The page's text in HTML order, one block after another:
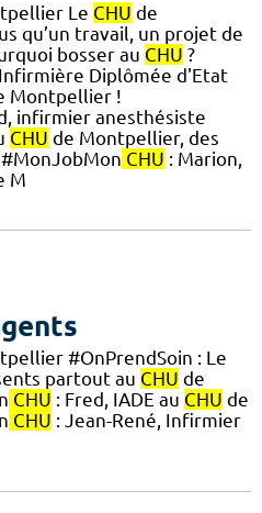
Le CHU de
qu’un travail, un projet de
bosser au CHU ?
Infirmière Diplômée d'Etat
Montpellier !
infirmier anesthésiste
CHU de Montpellier, des
CHU : Marion,
M
#OnPrendSoin : Le
partout au CHU de
CHU : Fred, IADE au CHU de
CHU : Jean-René, Infirmier